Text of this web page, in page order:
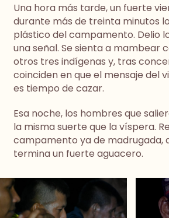
Una hora más tarde, un fuerte
durante más de treinta minutos
plástico del campamento. Delio
una señal. Se sienta a mambear
otros tres indígenas y, tras
coinciden en que el mensaje del
es tiempo de cazar.
Esa noche, los hombres que
la misma suerte que la víspera.
campamento ya de madrugada,
termina un fuerte aguacero.